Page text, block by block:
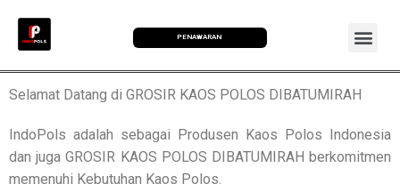
PENAWARAN
Selamat Datang di GROSIR KAOS POLOS DIBATUMIRAH
IndoPols adalah sebagai Produsen Kaos Polos Indonesia
dan juga GROSIR KAOS POLOS DIBATUMIRAH berkomitmen
memenuhi Kebutuhan Kaos Polos.